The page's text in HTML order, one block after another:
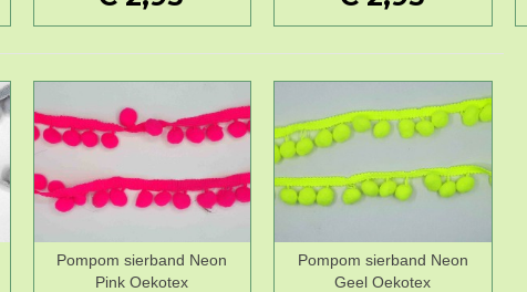
Wenslijst
Pompom sierband Neon
Pink Oekotex
Wenslijst
Pompom sierband Neon
Geel Oekotex